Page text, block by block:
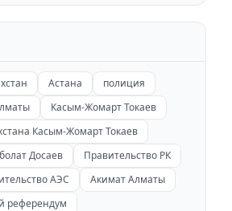
Астана
полиция
Касым-Жомарт Токаев
Касым-Жомарт Токаев
Досаев
Правительство РК
АЭС
Акимат Алматы
референдум